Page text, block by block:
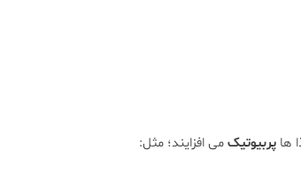
هاپربیوتیکمی افزایند؛ مثل: